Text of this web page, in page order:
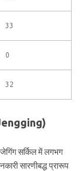
33
0
32
सर्किल में लगभग
सारणीबद्ध प्रारूप